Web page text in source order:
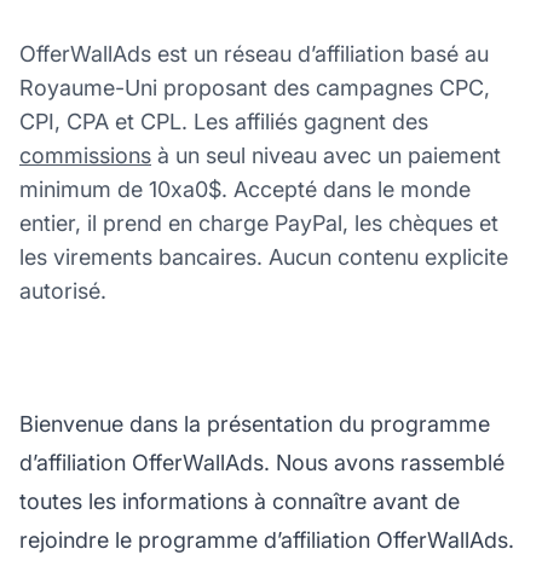
OfferWallAds est un réseau d’affiliation basé au
Royaume-Uni proposant des campagnes CPC,
CPI, CPA et CPL. Les affiliés gagnent des
commissions à un seul niveau avec un paiement
minimum de 10xa0$. Accepté dans le monde
entier, il prend en charge PayPal, les chèques et
les virements bancaires. Aucun contenu explicite
autorisé.
Bienvenue dans la présentation du programme
d’affiliation OfferWallAds. Nous avons rassemblé
toutes les informations à connaître avant de
rejoindre le programme d’affiliation OfferWallAds.